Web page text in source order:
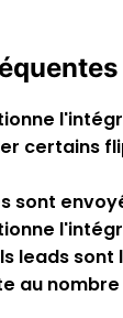
certains
sont
leads sont
au